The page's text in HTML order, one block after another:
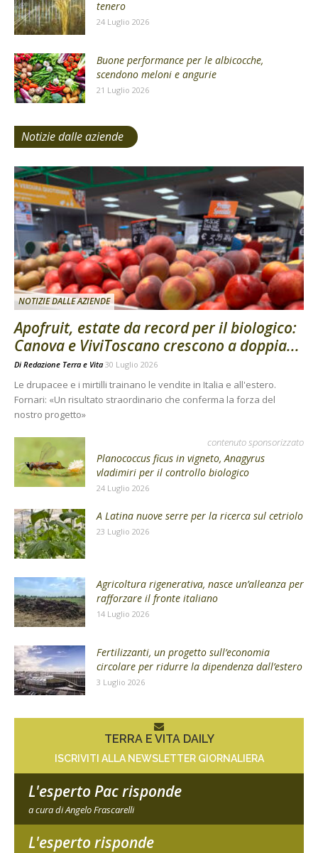
tenero
24 Luglio 2026
Buone performance per le albicocche,
scendono meloni e angurie
21 Luglio 2026
Notizie dalle aziende
NOTIZIE DALLE AZIENDE
Apofruit, estate da record per il biologico:
Canova e ViviToscano crescono a doppia...
Di Redazione Terra e Vita 30 Luglio 2026
Le drupacee e i mirtilli trainano le vendite in Italia e all'estero.
Fornari: «Un risultato straordinario che conferma la forza del
nostro progetto»
contenuto sponsorizzato
Planococcus ficus in vigneto, Anagyrus
vladimiri per il controllo biologico
24 Luglio 2026
A Latina nuove serre per la ricerca sul cetriolo
23 Luglio 2026
Agricoltura rigenerativa, nasce un’alleanza per
rafforzare il fronte italiano
14 Luglio 2026
Fertilizzanti, un progetto sull’economia
circolare per ridurre la dipendenza dall’estero
3 Luglio 2026
TERRA E VITA DAILY
ISCRIVITI ALLA NEWSLETTER GIORNALIERA
L'esperto Pac risponde
a cura di Angelo Frascarelli
L'esperto risponde